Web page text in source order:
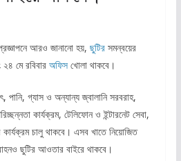
আরও জানানো হয়, ছুটিরসমন্বয়ের
মে রবিবারঅফিসখোলা থাকবে।
পানি, গ্যাস ও অন্যান্য জ্বালানি সরবরাহ,
কার্যক্রম, টেলিফোন ও ইন্টারনেট সেবা,
চালু থাকবে। এসব খাতে নিয়োজিত
ছুটির আওতার বাইরে থাকবে।